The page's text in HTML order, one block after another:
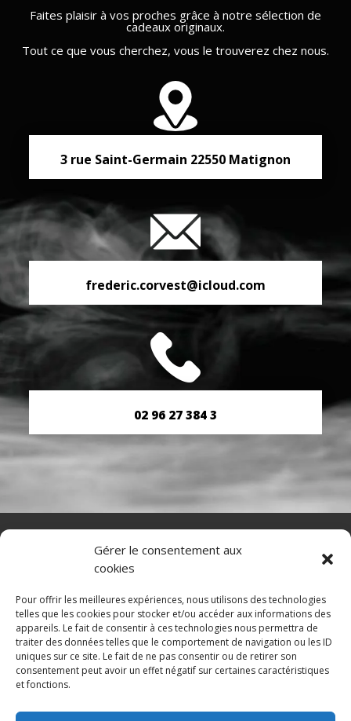
Gérer le consentement aux
cookies
Pour offrir les meilleures expériences, nous utilisons des technologies
telles que les cookies pour stocker et/ou accéder aux informations des
appareils. Le fait de consentir à ces technologies nous permettra de
traiter des données telles que le comportement de navigation ou les ID
uniques sur ce site. Le fait de ne pas consentir ou de retirer son
consentement peut avoir un effet négatif sur certaines caractéristiques
et fonctions.
Faites plaisir à vos proches grâce à notre sélection de
cadeaux originaux.
Tout ce que vous cherchez, vous le trouverez chez nous.
3 rue Saint-Germain 22550 Matignon
frederic.corvest@icloud.com
02 96 27 384 3
NAVIGATION
Accueil Contact Mentions légales
RÉALISATION